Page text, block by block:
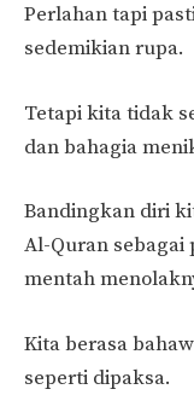
Perlahan tapi
sedemikian rupa.
Tetapi kita tidak
dan bahagia
Bandingkan diri
Al-Quran
mentah
Kita berasa
seperti dipaksa.